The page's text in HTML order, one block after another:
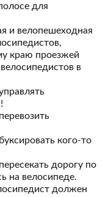
для
и велопешеходная
краю проезжей
в
кого-то
дорогу по
на велосипеде.
должен